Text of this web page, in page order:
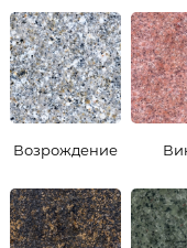
Возрождение